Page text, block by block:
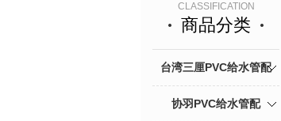
CLASSIFICATION
商品分类
台湾三厘PVC给水管配
协羽PVC给水管配